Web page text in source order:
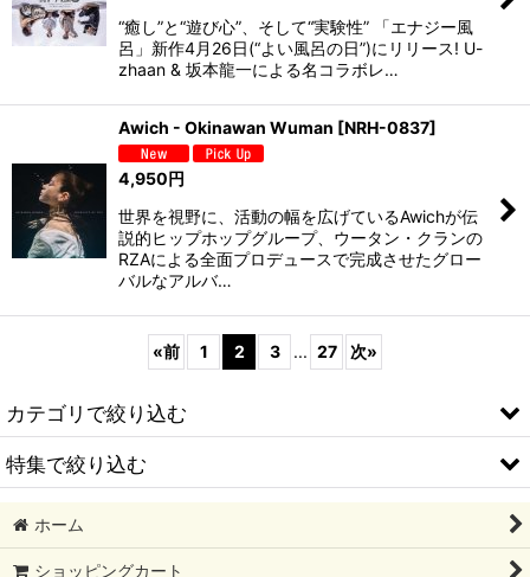
“癒し”と“遊び心”、そして“実験性” 「エナジー風
呂」新作4月26日(“よい風呂の日”)にリリース! U-
zhaan & 坂本龍一による名コラボレ…
Awich - Okinawan Wuman [NRH-0837]
4,950円
世界を視野に、活動の幅を広げているAwichが伝
説的ヒップホップグループ、ウータン・クランの
RZAによる全面プロデュースで完成させたグロー
バルなアルバ…
«前 1 2 3 ... 27 次»
カテゴリで絞り込む
ORIGINAL GOODS
MUNCHIE FOODS
特集で絞り込む
2026/08 新譜
ホーム
ショッピングカート